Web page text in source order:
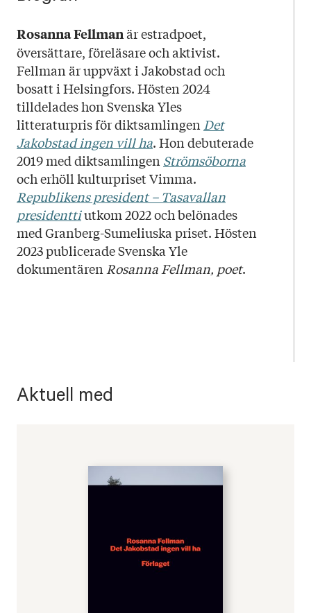
Rosanna Fellmanär estradpoet,
översättare, föreläsare och aktivist.
Fellman är uppväxt i Jakobstad och
bosatt i Helsingfors. Hösten 2024
tilldelades hon Svenska Yles
litteraturpris för diktsamlingen Det
Jakobstad ingen vill ha. Hon debuterade
2019 med diktsamlingen Strömsöborna
och erhöll kulturpriset Vimma.
Republikens president – Tasavallan
presidenttiutkom 2022 och belönades
med Granberg-Sumeliuska priset. Hösten
2023 publicerade Svenska Yle
dokumentären Rosanna Fellman, poet.
Aktuell med